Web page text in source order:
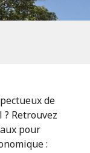
de
? Retrouvez
pour
: